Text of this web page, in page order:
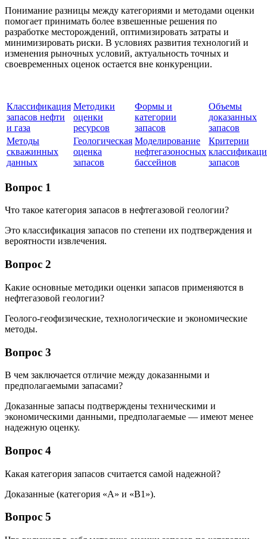
Понимание разницы между категориями и методами оценки
помогает принимать более взвешенные решения по
разработке месторождений, оптимизировать затраты и
минимизировать риски. В условиях развития технологий и
изменения рыночных условий, актуальность точных и
своевременных оценок остается вне конкуренции.
Классификация
запасов нефти
и газа
Методики
оценки
ресурсов
Формы и
категории
запасов
Объемы
доказанных
запасов
Методы
скважинных
данных
Геологическая
оценка
запасов
Моделирование
нефтегазоносных
бассейнов
Критерии
запасов
Вопрос 1
Что такое категория запасов в нефтегазовой геологии?
Это классификация запасов по степени их подтверждения и
вероятности извлечения.
Вопрос 2
Какие основные методики оценки запасов применяются в
нефтегазовой геологии?
Геолого-геофизические, технологические и экономические
методы.
Вопрос 3
В чем заключается отличие между доказанными и
предполагаемыми запасами?
Доказанные запасы подтверждены техническими и
экономическими данными, предполагаемые — имеют менее
надежную оценку.
Вопрос 4
Какая категория запасов считается самой надежной?
Доказанные (категория «А» и «В1»).
Вопрос 5